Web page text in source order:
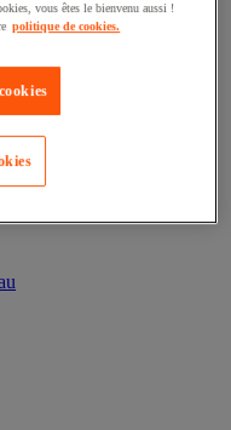
bain
vous êtes le bienvenu aussi !
politique de cookies.